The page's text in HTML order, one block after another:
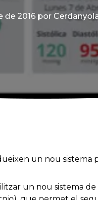
de 2016 por
un nou sistema
un nou sistema